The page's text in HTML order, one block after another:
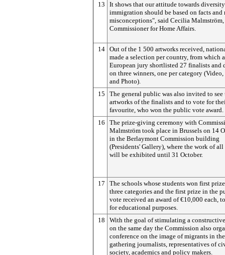
13
It shows that our attitude towards
immigration should be based on facts and
misconceptions", said Cecilia Malmström,
Commissioner for Home Affairs.
14 Out of the 1 500 artworks received,
made a selection per country, from which a
European jury shortlisted 27 finalists and
on three winners, one per category (Video,
and Photo).
15
The general public was also invited to see
artworks of the finalists and to vote for
favourite, who won the public vote award.
16
The prize-giving ceremony with
Malmström took place in Brussels on 14
in the Berlaymont Commission building
(Presidents' Gallery), where the work of
will be exhibited until 31 October.
17
The schools whose students won first
three categories and the first prize in the
vote received an award of €10,000 each,
for educational purposes.
18
With the goal of stimulating a
on the same day the Commission also
conference on the image of migrants in
gathering journalists, representatives of
society, academics and policy makers.